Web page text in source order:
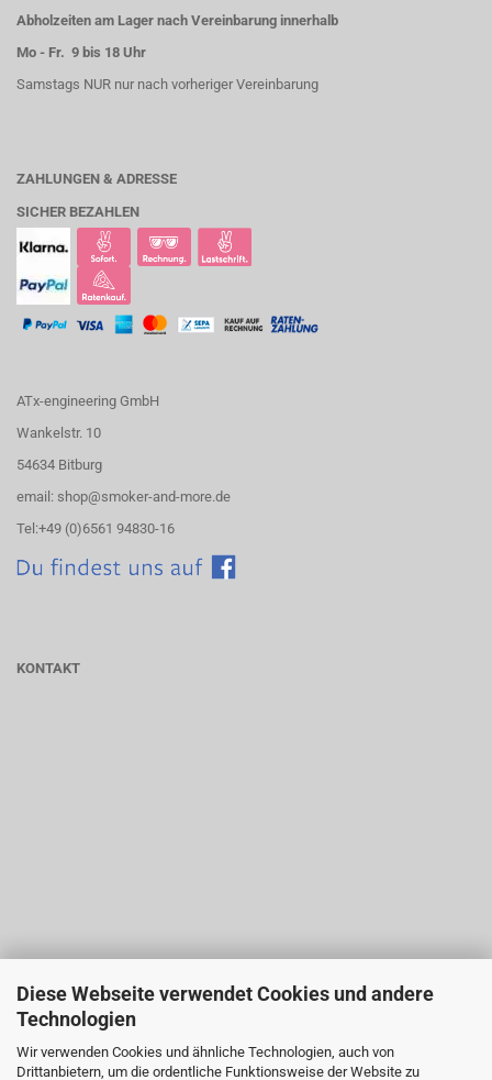
Diese Webseite verwendet Cookies und andere
Technologien
Wir verwenden Cookies und ähnliche Technologien, auch von
Drittanbietern, um die ordentliche Funktionsweise der Website zu
Abholzeiten am Lager nach Vereinbarung innerhalb
Mo - Fr. 9 bis 18 Uhr
Samstags NUR nur nach vorheriger Vereinbarung
ZAHLUNGEN & ADRESSE
SICHER BEZAHLEN
ATx-engineering GmbH
Wankelstr. 10
54634 Bitburg
email: shop@smoker-and-more.de
Tel:+49 (0)6561 94830-16
KONTAKT